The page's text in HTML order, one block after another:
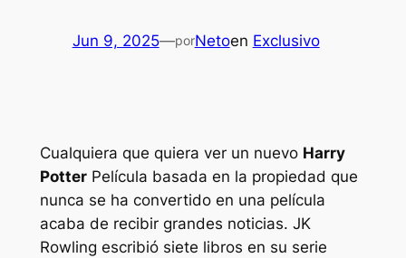
Jun 9, 2025—porNetoen Exclusivo
Cualquiera que quiera ver un nuevo Harry
PotterPelícula basada en la propiedad que
nunca se ha convertido en una película
acaba de recibir grandes noticias. JK
Rowling escribió siete libros en su serie